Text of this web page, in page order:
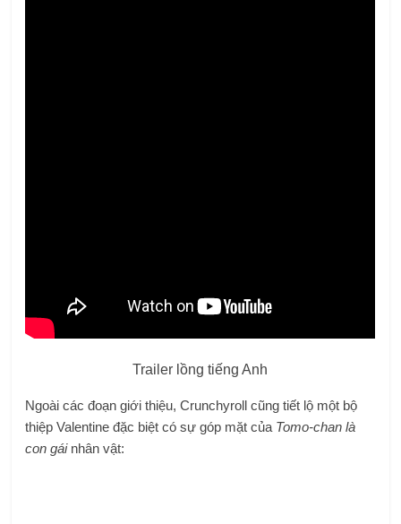
Trailer lồng tiếng Anh
Ngoài các đoạn giới thiệu, Crunchyroll cũng tiết lộ một bộ
thiệp Valentine đặc biệt có sự góp mặt của Tomo-chan là
con gái nhân vật: